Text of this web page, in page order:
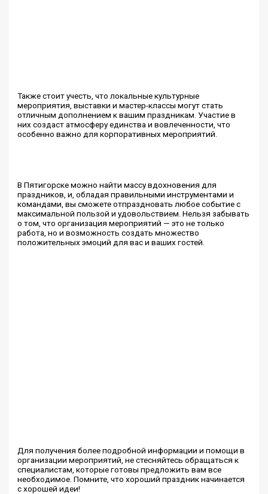
Также стоит учесть, что локальные культурные
мероприятия, выставки и мастер-классы могут стать
отличным дополнением к вашим праздникам. Участие в
них создаст атмосферу единства и вовлеченности, что
особенно важно для корпоративных мероприятий.
В Пятигорске можно найти массу вдохновения для
праздников, и, обладая правильными инструментами и
командами, вы сможете отпраздновать любое событие с
максимальной пользой и удовольствием. Нельзя забывать
о том, что организация мероприятий — это не только
работа, но и возможность создать множество
положительных эмоций для вас и ваших гостей.
Для получения более подробной информации и помощи в
организации мероприятий, не стесняйтесь обращаться к
специалистам, которые готовы предложить вам все
необходимое. Помните, что хороший праздник начинается
с хорошей идеи!